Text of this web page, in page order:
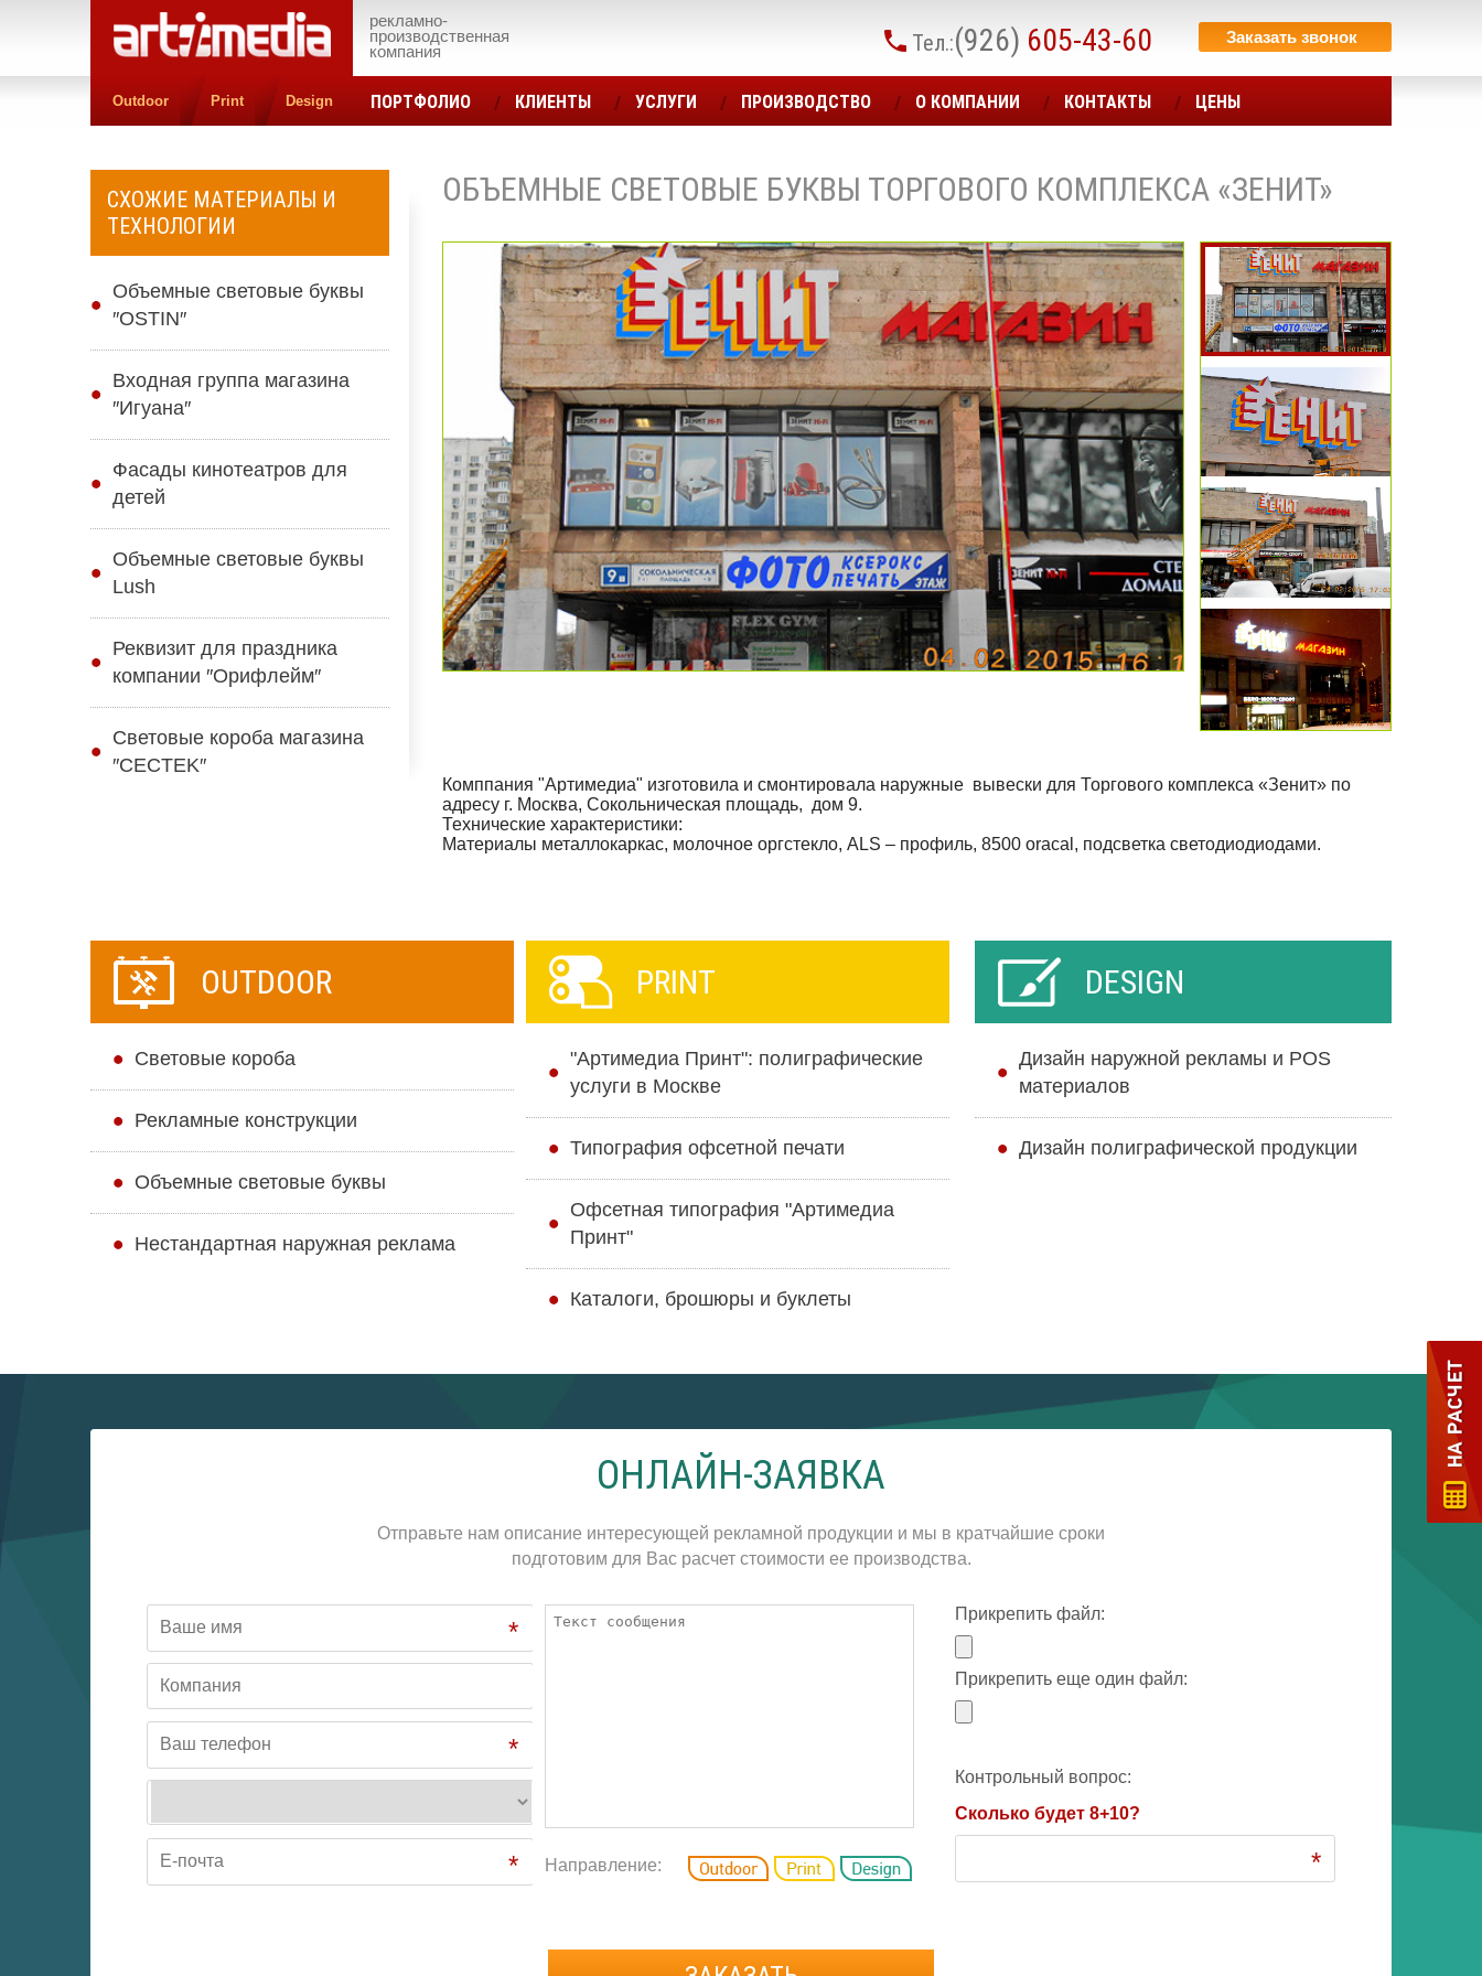
рекламно-
производственная
компания
Заказать звонок
Тел.:(926) 605-43-60
Outdoor Print Design ПОРТФОЛИО КЛИЕНТЫ УСЛУГИ ПРОИЗВОДСТВО О КОМПАНИИ КОНТАКТЫ ЦЕНЫ
СХОЖИЕ МАТЕРИАЛЫ И
ТЕХНОЛОГИИ
Объемные световые буквы
″OSTIN″
Входная группа магазина
″Игуана″
Фасады кинотеатров для
детей
Объемные световые буквы
Lush
Реквизит для праздника
компании ″Орифлейм″
Световые короба магазина
″CECTEK″
ОБЪЕМНЫЕ СВЕТОВЫЕ БУКВЫ ТОРГОВОГО КОМПЛЕКСА «ЗЕНИТ»
Комппания "Артимедиа" изготовила и смонтировала наружные вывески для Торгового комплекса «Зенит» по
адресу г. Москва, Сокольническая площадь, дом 9.
Технические характеристики:
Материалы металлокаркас, молочное оргстекло, АLS – профиль, 8500 oracal, подсветка светодиодиодами.
OUTDOOR
Cветовые короба
Рекламные конструкции
Объемные световые буквы
Нестандартная наружная реклама
PRINT
"Артимедиа Принт": полиграфические
услуги в Москве
Типография офсетной печати
Офсетная типография "Артимедиа
Принт"
Каталоги, брошюры и буклеты
DESIGN
Дизайн наружной рекламы и POS
материалов
Дизайн полиграфической продукции
ОНЛАЙН-ЗАЯВКА
Отправьте нам описание интересующей рекламной продукции и мы в кратчайшие сроки
подготовим для Вас расчет стоимости ее производства.
*
*
* Направление:
Прикрепить файл:
Прикрепить еще один файл:
Контрольный вопрос:
Сколько будет 8+10?
*